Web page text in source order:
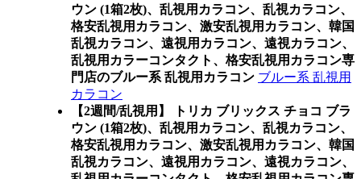
ウン (1箱2枚)、乱視用カラコン、乱視カラコン、
格安乱視用カラコン、激安乱視用カラコン、韓国
乱視カラコン、遠視用カラコン、遠視カラコン、
乱視用カラーコンタクト、格安乱視用カラコン専
門店のブルー系 乱視用カラコン ブルー系 乱視用
カラコン
【2週間/乱視用】 トリカ ブリックス チョコ ブラ
ウン (1箱2枚)、乱視用カラコン、乱視カラコン、
格安乱視用カラコン、激安乱視用カラコン、韓国
乱視カラコン、遠視用カラコン、遠視カラコン、